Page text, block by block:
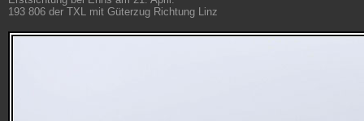
193 806 der TXL mit Güterzug Richtung Linz